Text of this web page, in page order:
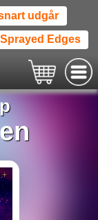
udgår
Sprayed Edges